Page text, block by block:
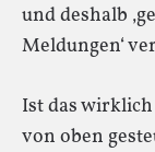
und deshalb
Meldungen‘
Ist das
von oben